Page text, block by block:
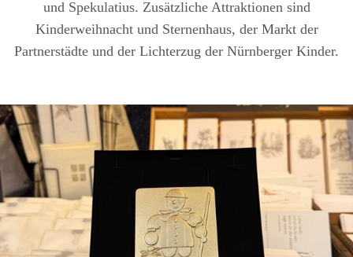
und Spekulatius. Zusätzliche Attraktionen sind
Kinderweihnacht und Sternenhaus, der Markt der
Partnerstädte und der Lichterzug der Nürnberger Kinder.